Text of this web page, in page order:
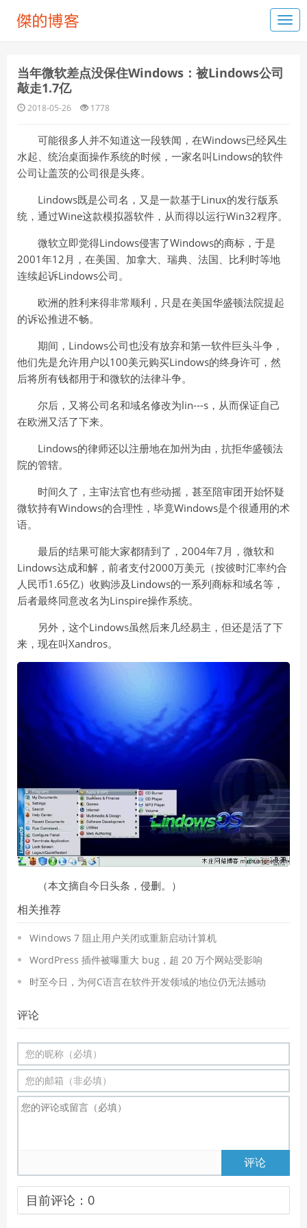
当年微软差点没保住Windows：被Lindows公司
敲走1.7亿
2018-05-26 1778
可能很多人并不知道这一段轶闻，在Windows已经风生
水起、统治桌面操作系统的时候，一家名叫Lindows的软件
公司让盖茨的公司很是头疼。
Lindows既是公司名，又是一款基于Linux的发行版系
统，通过Wine这款模拟器软件，从而得以运行Win32程序。
微软立即觉得Lindows侵害了Windows的商标，于是
2001年12月，在美国、加拿大、瑞典、法国、比利时等地
连续起诉Lindows公司。
欧洲的胜利来得非常顺利，只是在美国华盛顿法院提起
的诉讼推进不畅。
期间，Lindows公司也没有放弃和第一软件巨头斗争，
他们先是允许用户以100美元购买Lindows的终身许可，然
后将所有钱都用于和微软的法律斗争。
尔后，又将公司名和域名修改为lin---s，从而保证自己
在欧洲又活了下来。
Lindows的律师还以注册地在加州为由，抗拒华盛顿法
院的管辖。
时间久了，主审法官也有些动摇，甚至陪审团开始怀疑
微软持有Windows的合理性，毕竟Windows是个很通用的术
语。
最后的结果可能大家都猜到了，2004年7月，微软和
Lindows达成和解，前者支付2000万美元（按彼时汇率约合
人民币1.65亿）收购涉及Lindows的一系列商标和域名等，
后者最终同意改名为Linspire操作系统。
另外，这个Lindows虽然后来几经易主，但还是活了下
来，现在叫Xandros。
（本文摘自今日头条，侵删。）
相关推荐
Windows 7 阻止用户关闭或重新启动计算机
WordPress 插件被曝重大 bug，超 20 万个网站受影响
时至今日，为何C语言在软件开发领域的地位仍无法撼动
评论
评论
目前评论： 0